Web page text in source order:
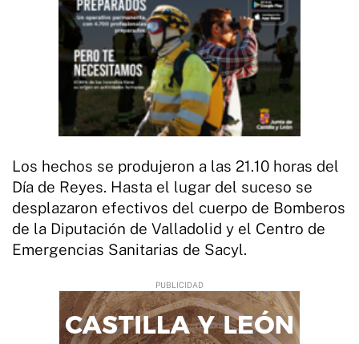
Los hechos se produjeron a las 21.10 horas del
Día de Reyes. Hasta el lugar del suceso se
desplazaron efectivos del cuerpo de Bomberos
de la Diputación de Valladolid y el Centro de
Emergencias Sanitarias de Sacyl.